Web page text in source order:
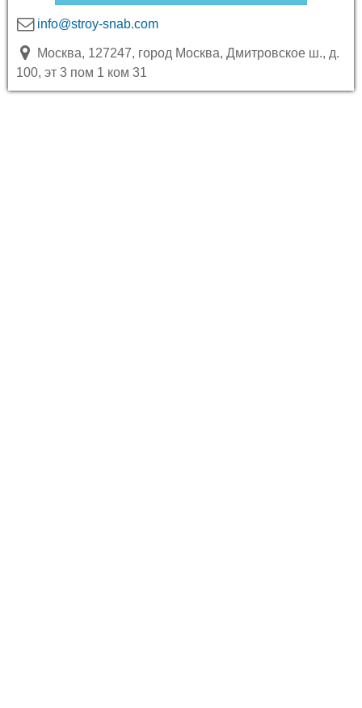
info@stroy-snab.com
Москва, 127247, город Москва, Дмитровское ш., д.
100, эт 3 пом 1 ком 31